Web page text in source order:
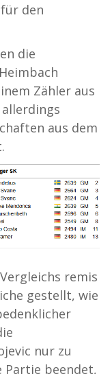
den
die
Zähler aus
aus dem
remis
gestellt, wie
nur zu
Partie beendet,